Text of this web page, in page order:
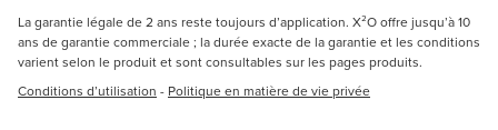
La garantie légale de 2 ans reste toujours d’application. X²O offre jusqu’à 10
ans de garantie commerciale ; la durée exacte de la garantie et les conditions
varient selon le produit et sont consultables sur les pages produits.
Conditions d’utilisation - Politique en matière de vie privée